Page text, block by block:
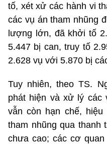
tố, xét xử các hành vi
các vụ án tham nhũng
lượng lớn, đã khởi tố
5.447 bị can, truy tố
2.628 vụ với 5.870 bị
Tuy nhiên, theo TS.
phát hiện và xử lý các
vẫn còn hạn chế,
tham nhũng qua thanh
chưa cao; các cơ